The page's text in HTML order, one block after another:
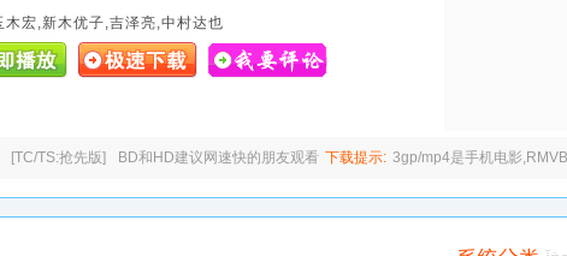
木宏,新木优子,吉泽亮,中村达也
[TC/TS:抢先版] BD和HD建议网速快的朋友观看 下载提示: 3gp/mp4是手机电影